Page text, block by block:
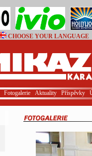
CHOOSE YOUR LANGUAGE
Fotogalerie Aktuality Příspěvky